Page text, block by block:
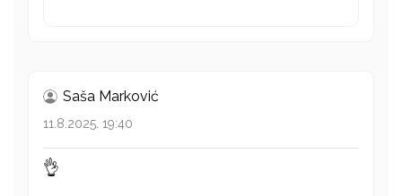
Saša Marković
11.8.2025. 19:40
👌